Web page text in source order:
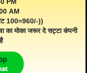
PM
AM
100=960/-))
का मोका जरूर दे सट्टा कंपनी